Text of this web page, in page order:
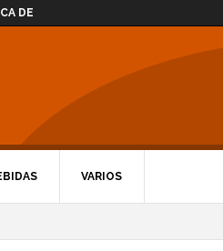
DE
VARIOS